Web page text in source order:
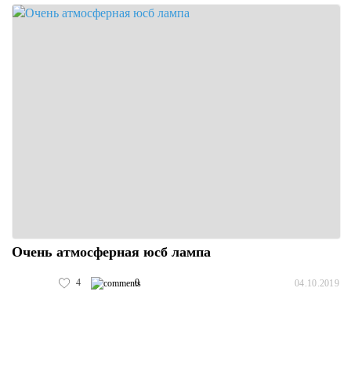
Очень атмосферная юсб лампа
4 0 04.10.2019